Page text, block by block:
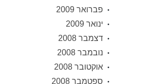
פברואר 2009
ינואר 2009
דצמבר 2008
נובמבר 2008
אוקטובר 2008
ספטמבר 2008